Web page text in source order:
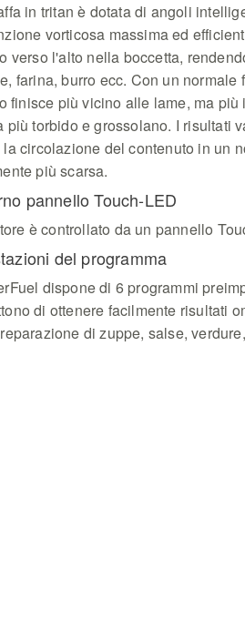
in tritan è dotata di angoli
vorticosa massima ed
verso l'alto nella boccetta,
farina, burro ecc. Con un normale
finisce più vicino alle lame, ma più
più torbido e grossolano. I risultati
circolazione del contenuto in un
più scarsa.
pannello Touch-LED
è controllato da un pannello
del programma
dispone di 6 programmi
di ottenere facilmente risultati
di zuppe, salse,